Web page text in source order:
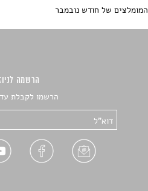
המומלצים של חודש נובמבר
הרשמה
הרשמו לקבלת